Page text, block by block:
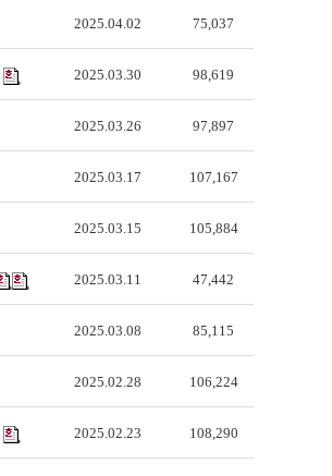
2025.04.02 75,037
2025.03.30 98,619
2025.03.26 97,897
2025.03.17 107,167
2025.03.15 105,884
2025.03.11 47,442
2025.03.08 85,115
2025.02.28 106,224
2025.02.23 108,290